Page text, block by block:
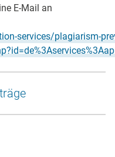
E-Mail an
services/plagiarism-